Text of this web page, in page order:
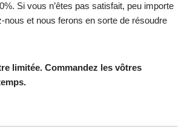
Si vous n’êtes pas satisfait, peu importe
nous et nous ferons en sorte de résoudre
limitée. Commandez les vôtres